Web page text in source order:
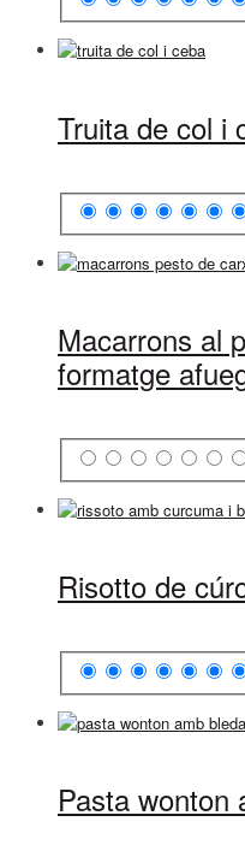
Truita de col i
Macarrons al
formatge
Risotto de
Pasta wonton